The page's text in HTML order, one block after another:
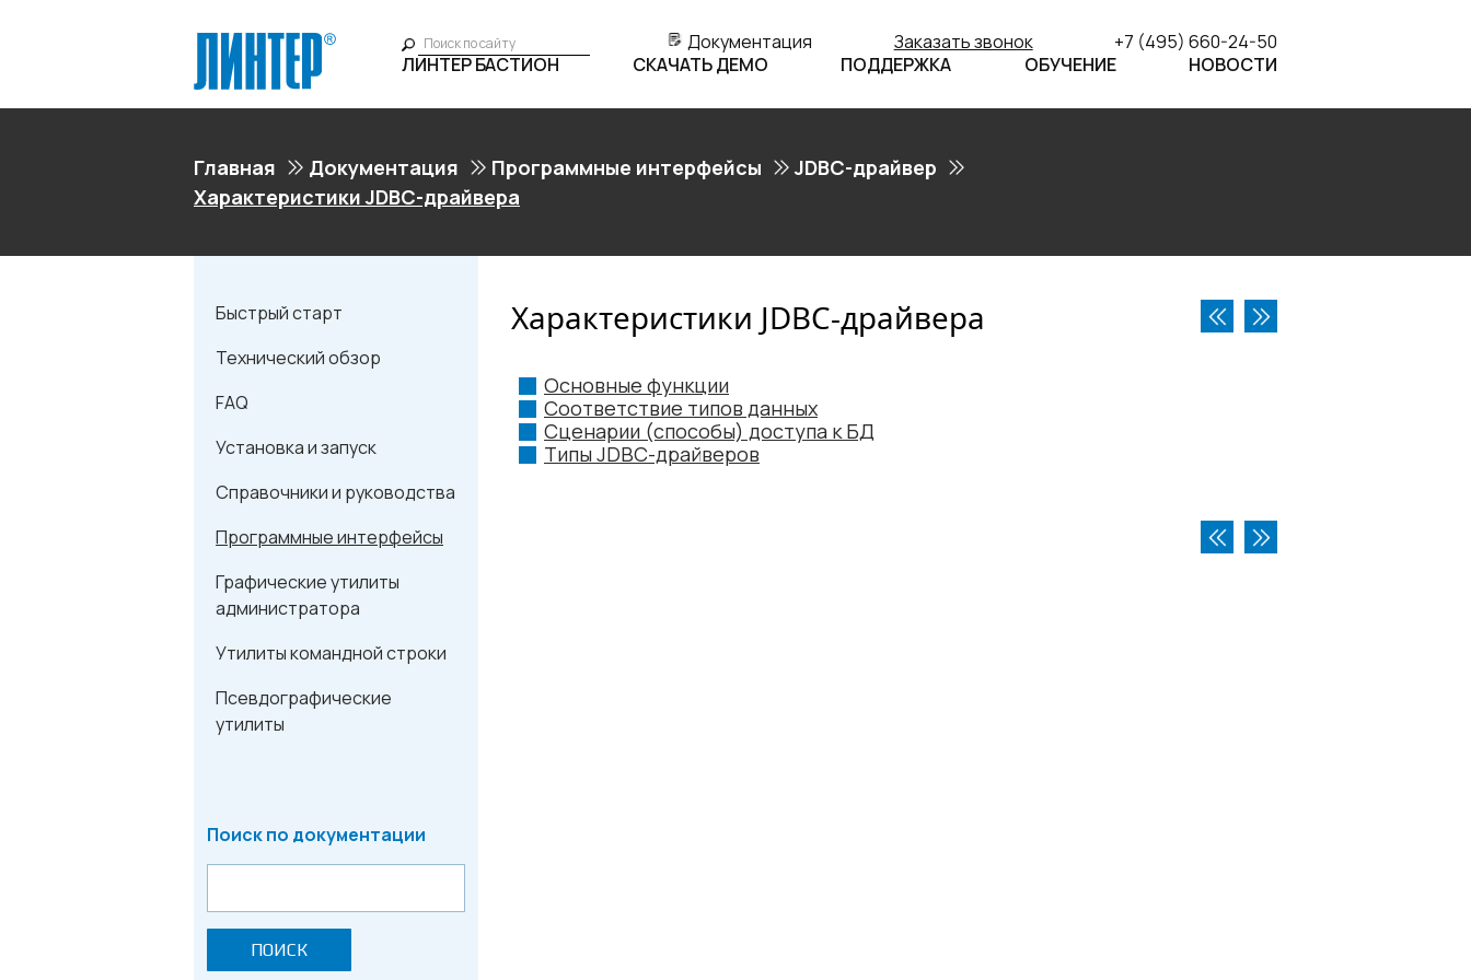
Документация Заказать звонок
+7 (495) 660-24-50
ЛИНТЕР БАСТИОН
СКАЧАТЬ ДЕМО ПОДДЕРЖКА ОБУЧЕНИЕ НОВОСТИ
Главная Документация Программные интерфейсы
JDBC-драйвер
Характеристики JDBC-драйвера
Быстрый старт
Технический обзор
FAQ
Установка и запуск
Справочники и руководства
Программные интерфейсы
Графические утилиты
администратора
Утилиты командной строки
Псевдографические
утилиты
Поиск по документации
ПОИСК
Характеристики JDBC-драйвера
Основные функции
Соответствие типов данных
Сценарии (способы) доступа к БД
Типы JDBC-драйверов